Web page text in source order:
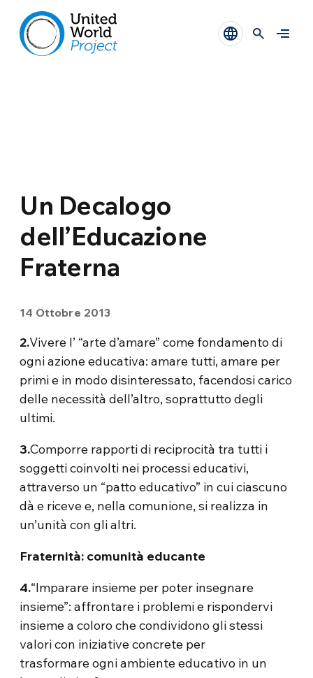
Un Decalogo
dell’Educazione
Fraterna
14 Ottobre 2013
2.Vivere l’ “arte d’amare” come fondamento di
ogni azione educativa: amare tutti, amare per
primi e in modo disinteressato, facendosi carico
delle necessità dell’altro, soprattutto degli
ultimi.
3.Comporre rapporti di reciprocità tra tutti i
soggetti coinvolti nei processi educativi,
attraverso un “patto educativo” in cui ciascuno
dà e riceve e, nella comunione, si realizza in
un’unità con gli altri.
Fraternità: comunità educante
4.“Imparare insieme per poter insegnare
insieme”: affrontare i problemi e rispondervi
insieme a coloro che condividono gli stessi
valori con iniziative concrete per
trasformare ogni ambiente educativo in un